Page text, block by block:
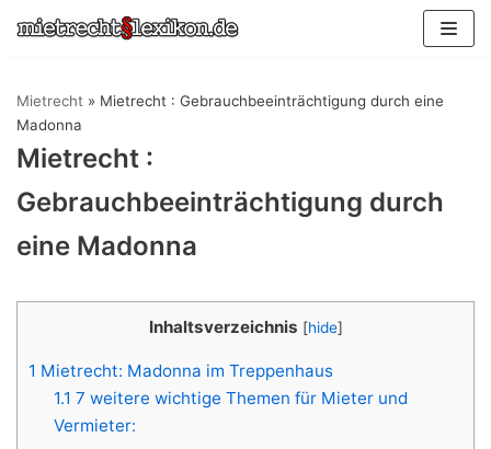
Zum
Mietrecht » Mietrecht : Gebrauchbeeinträchtigung durch eine
Madonna
Mietrecht :
Gebrauchbeeinträchtigung durch
eine Madonna
Inhaltsverzeichnis [hide]
1 Mietrecht: Madonna im Treppenhaus
1.1 7 weitere wichtige Themen für Mieter und
Vermieter: